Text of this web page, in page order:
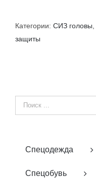
Категории: СИЗ головы
защиты
Результат
поиска:
Спецодежда
Спецобувь